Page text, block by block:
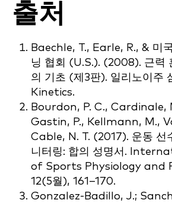
출처
Baechle, T., Earle, R., & 미
닝 협회 (U.S.). (2008). 근력
의 기초 (제3판). 일리노이주
Kinetics.
Bourdon, P. C., Cardinale,
Gastin, P., Kellmann, M.,
Cable, N. T. (2017). 운동 선
니터링: 합의 성명서.
of Sports Physiology and
12(5월), 161–170.
Gonzalez-Badillo, J.;